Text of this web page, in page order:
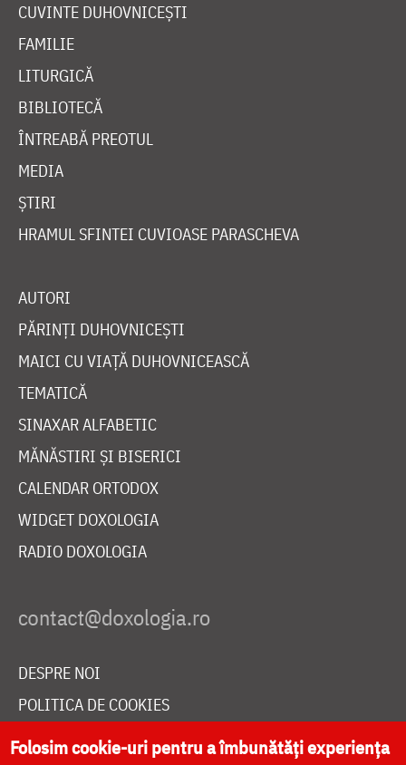
CUVINTE DUHOVNICEȘTI
FAMILIE
LITURGICĂ
BIBLIOTECĂ
ÎNTREABĂ PREOTUL
MEDIA
ȘTIRI
HRAMUL SFINTEI CUVIOASE PARASCHEVA
AUTORI
PĂRINȚI DUHOVNICEȘTI
MAICI CU VIAȚĂ DUHOVNICEASCĂ
TEMATICĂ
SINAXAR ALFABETIC
MĂNĂSTIRI ȘI BISERICI
CALENDAR ORTODOX
WIDGET DOXOLOGIA
RADIO DOXOLOGIA
DESPRE NOI
POLITICA DE COOKIES
DONEAZĂ ONLINE PENTRU CATEDRALA NAȚIONALĂ
Folosim cookie-uri pentru a îmbunătăți experiența